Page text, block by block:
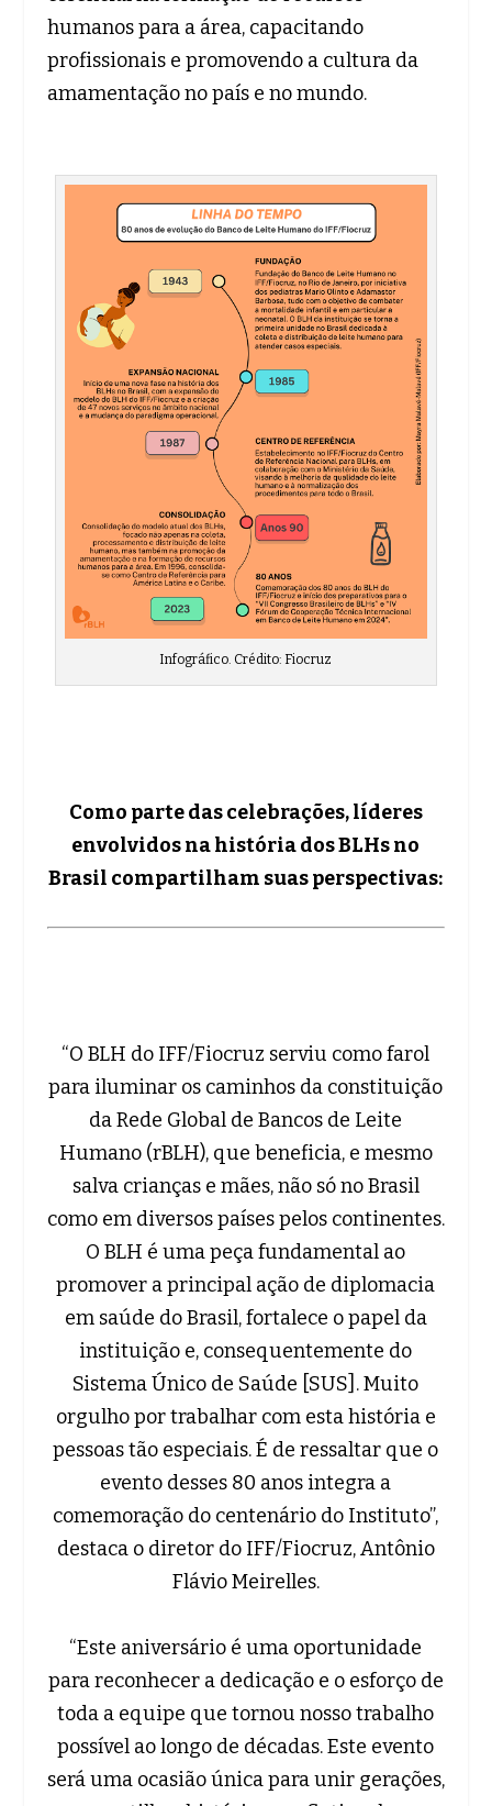
humanos para a área, capacitando
profissionais e promovendo a cultura da
amamentação no país e no mundo.
Infográfico. Crédito: Fiocruz
Como parte das celebrações, líderes
envolvidos na história dos BLHs no
Brasil compartilham suas perspectivas:
“O BLH do IFF/Fiocruz serviu como farol
para iluminar os caminhos da constituição
da Rede Global de Bancos de Leite
Humano (rBLH), que beneficia, e mesmo
salva crianças e mães, não só no Brasil
como em diversos países pelos continentes.
O BLH é uma peça fundamental ao
promover a principal ação de diplomacia
em saúde do Brasil, fortalece o papel da
instituição e, consequentemente do
Sistema Único de Saúde [SUS]. Muito
orgulho por trabalhar com esta história e
pessoas tão especiais. É de ressaltar que o
evento desses 80 anos integra a
comemoração do centenário do Instituto”,
destaca o diretor do IFF/Fiocruz, Antônio
Flávio Meirelles.
“Este aniversário é uma oportunidade
para reconhecer a dedicação e o esforço de
toda a equipe que tornou nosso trabalho
possível ao longo de décadas. Este evento
será uma ocasião única para unir gerações,